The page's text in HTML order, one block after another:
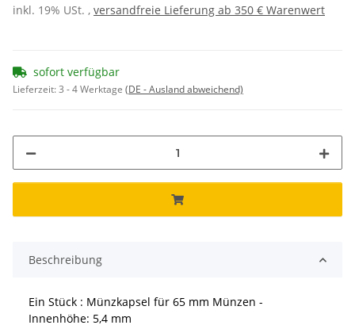
inkl. 19% USt. , versandfreie Lieferung ab 350 € Warenwert
sofort verfügbar
Lieferzeit:3 - 4 Werktage (DE - Ausland abweichend)
Beschreibung
Ein Stück : Münzkapsel für 65 mm Münzen -
Innenhöhe: 5,4 mm